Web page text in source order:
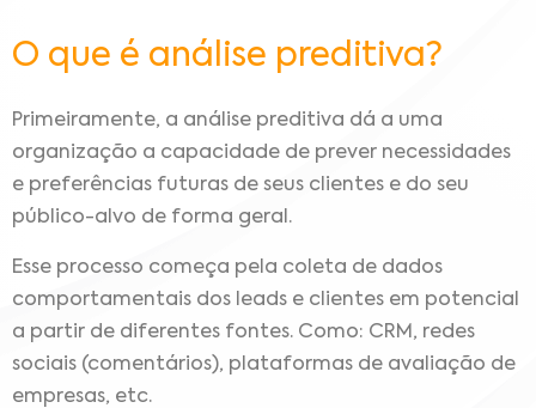
O que é análise preditiva?
Primeiramente, a análise preditiva dá a uma
organização a capacidade de prever necessidades
e preferências futuras de seus clientes e do seu
público-alvo de forma geral.
Esse processo começa pela coleta de dados
comportamentais dos leads e clientes em potencial
a partir de diferentes fontes. Como: CRM, redes
sociais (comentários), plataformas de avaliação de
empresas, etc.